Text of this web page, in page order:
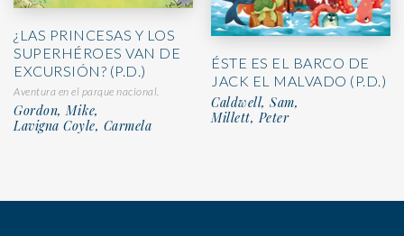
¿LAS PRINCESAS Y LOS
SUPERHÉROES VAN DE
EXCURSIÓN? (P.D.)
Aventura en el parque nacional.
Gordon, Mike,
Lavigna Coyle, Carmela
ÉSTE ES EL BARCO DE
JACK EL MALVADO (P.D.)
Caldwell, Sam,
Millett, Peter